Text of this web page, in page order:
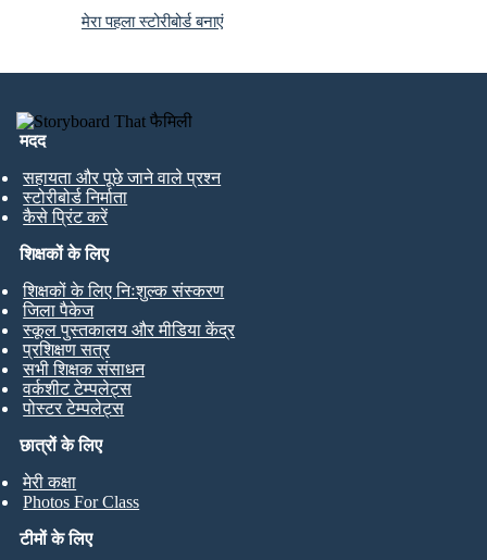
मेरा पहला स्टोरीबोर्ड बनाएं
मदद
सहायता और पूछे जाने वाले प्रश्न
स्टोरीबोर्ड निर्माता
कैसे प्रिंट करें
छात्रों के लिए
मेरी कक्षा
Photos For Class
शिक्षकों के लिए
शिक्षकों के लिए निःशुल्क संस्करण
जिला पैकेज
स्कूल पुस्तकालय और मीडिया केंद्र
प्रशिक्षण सत्र
सभी शिक्षक संसाधन
वर्कशीट टेम्पलेट्स
पोस्टर टेम्पलेट्स
टीमों के लिए